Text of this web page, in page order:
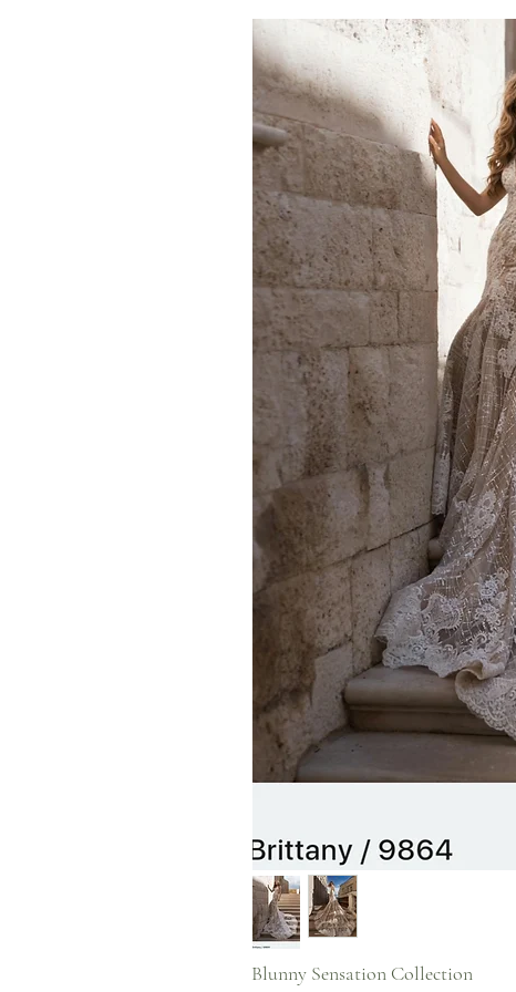
Blunny Sensation Collection